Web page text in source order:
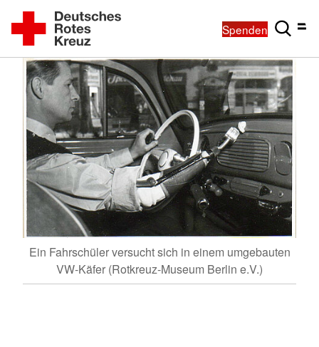
Spenden
Ein Fahrschüler versucht sich in einem umgebauten
VW-Käfer (Rotkreuz-Museum Berlin e.V.)